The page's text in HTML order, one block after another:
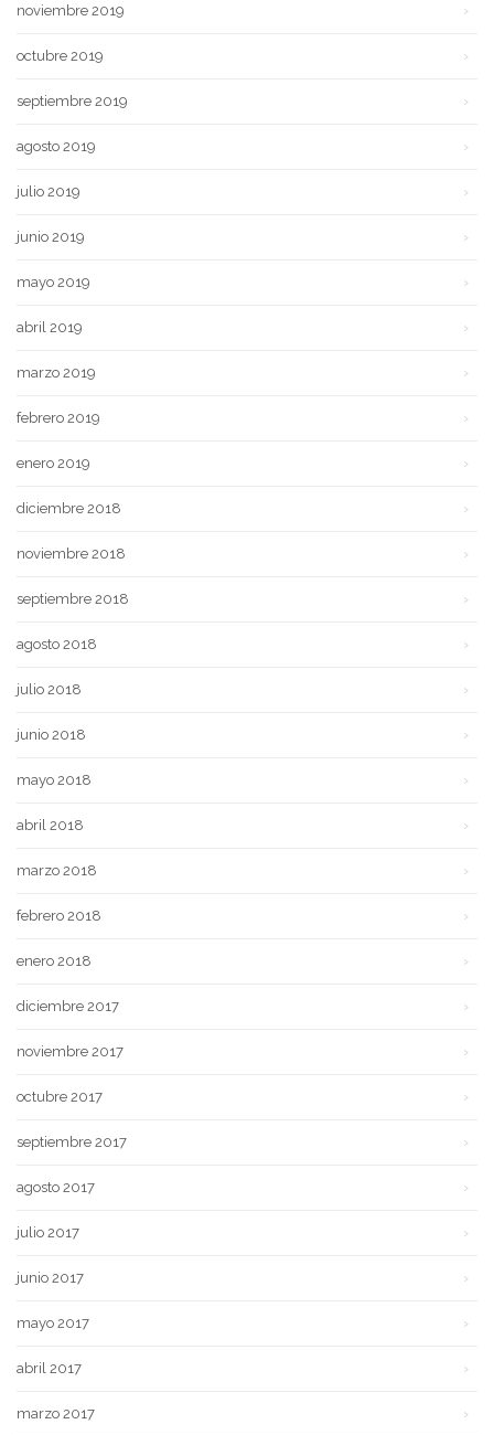
noviembre 2019
octubre 2019
septiembre 2019
agosto 2019
julio 2019
junio 2019
mayo 2019
abril 2019
marzo 2019
febrero 2019
enero 2019
diciembre 2018
noviembre 2018
septiembre 2018
agosto 2018
julio 2018
junio 2018
mayo 2018
abril 2018
marzo 2018
febrero 2018
enero 2018
diciembre 2017
noviembre 2017
octubre 2017
septiembre 2017
agosto 2017
julio 2017
junio 2017
mayo 2017
abril 2017
marzo 2017